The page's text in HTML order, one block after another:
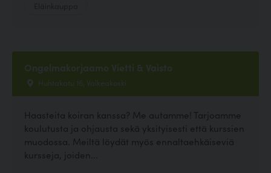
Ongelmakorjaamo Vietti & Vaisto
Huhtakatu 16, Valkeakoski
Haasteita koiran kanssa? Me autamme! Tarjoamme
koulutusta ja ohjausta sekä yksityisesti että kurssien
muodossa. Meiltä löydät myös ennaltaehkäiseviä
kursseja, joiden...